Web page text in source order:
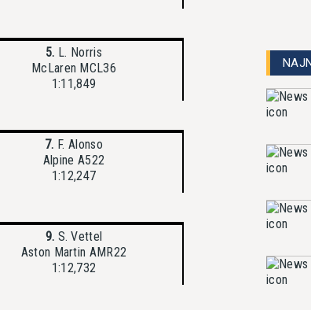
5. L. Norris
McLaren MCL36
1:11,849
7. F. Alonso
Alpine A522
1:12,247
9. S. Vettel
Aston Martin AMR22
1:12,732